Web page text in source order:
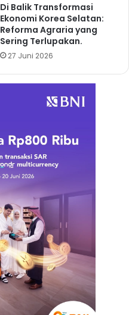
Di Balik Transformasi
Ekonomi Korea Selatan:
Reforma Agraria yang
Sering Terlupakan.
27 Juni 2026